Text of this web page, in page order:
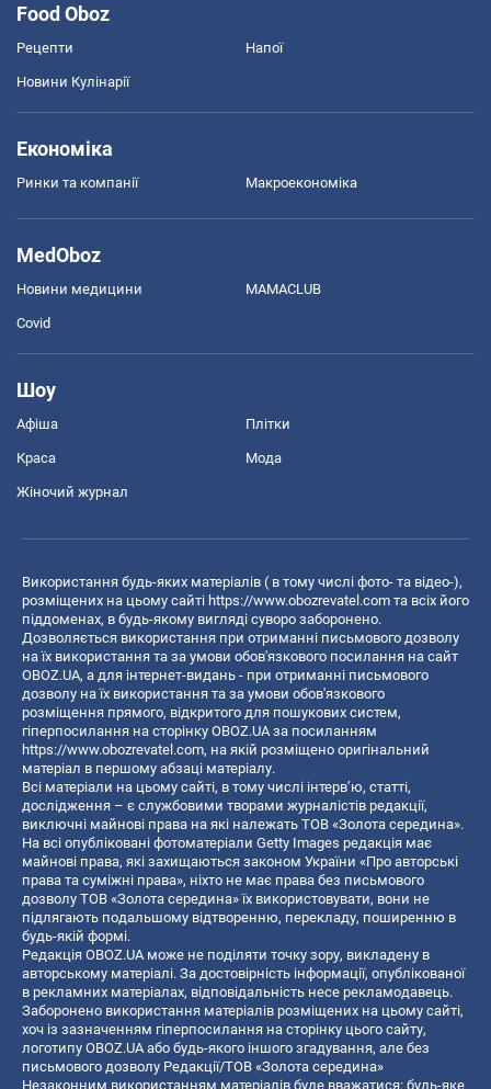
Food Oboz
Рецепти Напої
Новини Кулінарії
Економіка
Ринки та компанії Макроекономіка
MedOboz
Новини медицини MAMACLUB
Covid
Шоу
Афіша Плітки
Краса Мода
Жіночий журнал
Використання будь-яких матеріалів ( в тому числі фото- та відео-),
розміщених на цьому сайті https://www.obozrevatel.com та всіх його
піддоменах, в будь-якому вигляді суворо заборонено.
Дозволяється використання при отриманні письмового дозволу
на їх використання та за умови обов'язкового посилання на сайт
OBOZ.UA, а для інтернет-видань - при отриманні письмового
дозволу на їх використання та за умови обов'язкового
розміщення прямого, відкритого для пошукових систем,
гіперпосилання на сторінку OBOZ.UA за посиланням
https://www.obozrevatel.com, на якій розміщено оригінальний
матеріал в першому абзаці матеріалу.
Всі матеріали на цьому сайті, в тому числі інтерв’ю, статті,
дослідження – є службовими творами журналістів редакції,
виключні майнові права на які належать ТОВ «Золота середина».
На всі опубліковані фотоматеріали Getty Images редакція має
майнові права, які захищаються законом України «Про авторські
права та суміжні права», ніхто не має права без письмового
дозволу ТОВ «Золота середина» їх використовувати, вони не
підлягають подальшому відтворенню, перекладу, поширенню в
будь-якій формі.
Редакція OBOZ.UA може не поділяти точку зору, викладену в
авторському матеріалі. За достовірність інформації, опублікованої
в рекламних матеріалах, відповідальність несе рекламодавець.
Заборонено використання матеріалів розміщених на цьому сайті,
хоч із зазначенням гіперпосилання на сторінку цього сайту,
логотипу OBOZ.UA або будь-якого іншого згадування, але без
письмового дозволу Редакції/ТОВ «Золота середина»
Незаконним використанням матеріалів буде вважатися: будь-яке